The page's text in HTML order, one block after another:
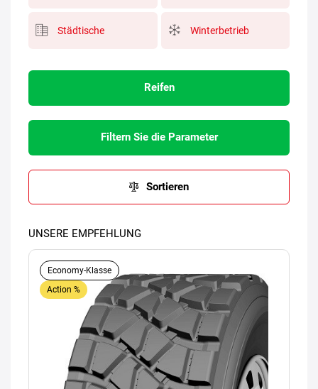
Städtische Winterbetrieb
Reifen
Filtern Sie die Parameter
Sortieren
UNSERE EMPFEHLUNG
Economy-Klasse
Action %